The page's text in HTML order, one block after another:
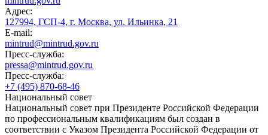
Адрес:
127994, ГСП-4, г. Москва, ул. Ильинка, 21
E-mail:
mintrud@mintrud.gov.ru
Пресс-служба:
pressa@mintrud.gov.ru
Пресс-служба:
+7 (495) 870-68-46
Национальный совет
Национальный совет при Президенте Российской Федерации
по профессиональным квалификациям был создан в
соответствии с Указом Президента Российской Федерации от